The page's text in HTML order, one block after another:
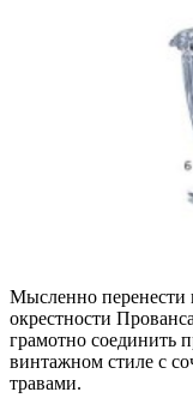
Мысленно перенести
окрестности
грамотно соединить
винтажном стиле с
травами.